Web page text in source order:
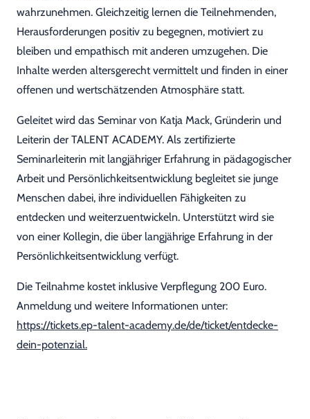
wahrzunehmen. Gleichzeitig lernen die Teilnehmenden,
Herausforderungen positiv zu begegnen, motiviert zu
bleiben und empathisch mit anderen umzugehen. Die
Inhalte werden altersgerecht vermittelt und finden in einer
offenen und wertschätzenden Atmosphäre statt.
Geleitet wird das Seminar von Katja Mack, Gründerin und
Leiterin der TALENT ACADEMY. Als zertifizierte
Seminarleiterin mit langjähriger Erfahrung in pädagogischer
Arbeit und Persönlichkeitsentwicklung begleitet sie junge
Menschen dabei, ihre individuellen Fähigkeiten zu
entdecken und weiterzuentwickeln. Unterstützt wird sie
von einer Kollegin, die über langjährige Erfahrung in der
Persönlichkeitsentwicklung verfügt.
Die Teilnahme kostet inklusive Verpflegung 200 Euro.
Anmeldung und weitere Informationen unter:
https://tickets.ep-talent-academy.de/de/ticket/entdecke-
dein-potenzial.